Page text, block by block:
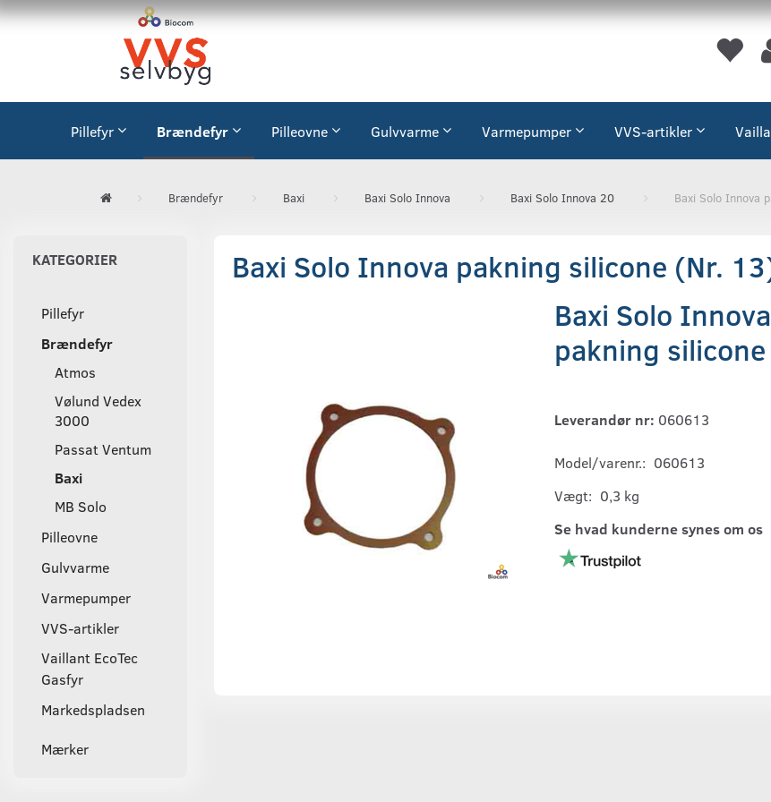
Pillefyr Brændefyr Pilleovne Gulvvarme Varmepumper VVS-artikler
Brændefyr Baxi Baxi Solo Innova Baxi Solo Innova 20 Baxi Solo Innova
KATEGORIER
Pillefyr
Brændefyr
Atmos
Vølund Vedex
3000
Passat Ventum
Baxi
MB Solo
Pilleovne
Gulvvarme
Varmepumper
VVS-artikler
Vaillant EcoTec
Gasfyr
Markedspladsen
Mærker
Baxi Solo Innova pakning silicone (Nr.
Baxi Solo Innova
pakning silicone
Leverandør nr: 060613
Model/varenr.: 060613
Vægt: 0,3 kg
Se hvad kunderne synes om os